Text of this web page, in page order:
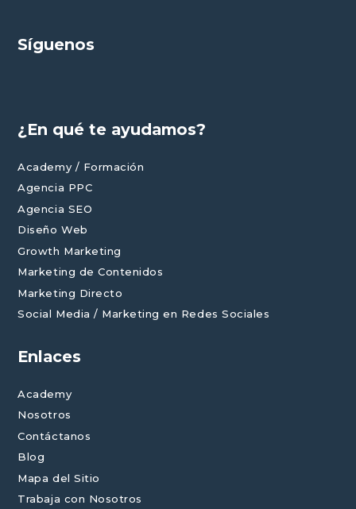
Síguenos
¿En qué te ayudamos?
Academy / Formación
Agencia PPC
Agencia SEO
Diseño Web
Growth Marketing
Marketing de Contenidos
Marketing Directo
Social Media / Marketing en Redes Sociales
Enlaces
Academy
Nosotros
Contáctanos
Blog
Mapa del Sitio
Trabaja con Nosotros